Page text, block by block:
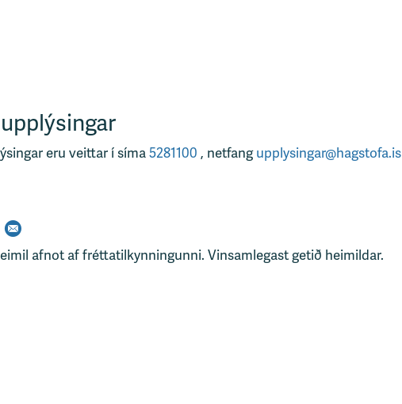
eru veittar í síma5281100 , netfangupplysingar@hagstofa.is
afnot af fréttatilkynningunni. Vinsamlegast getið heimildar.